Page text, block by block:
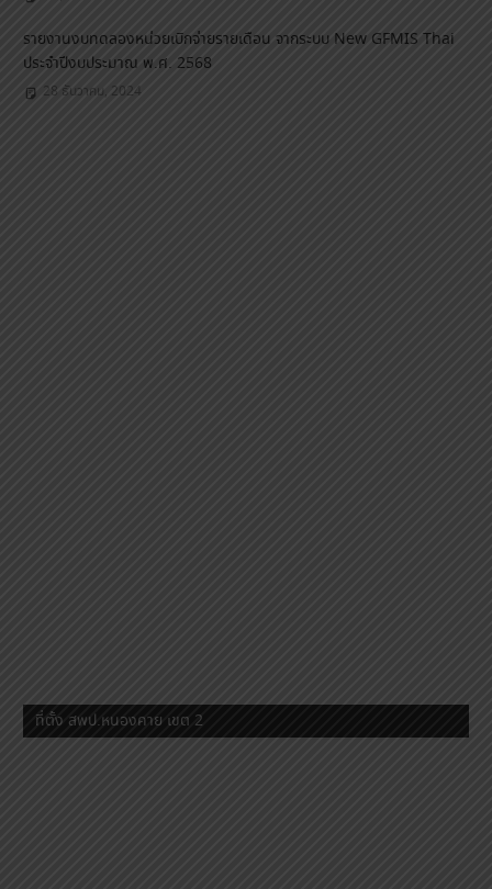
รายงานงบทดลองหน่วยเบิกจ่ายรายเดือน จากระบบ New GFMIS Thai
ประจำปีงบประมาณ พ.ศ. 2568
28 ธันวาคม, 2024
ที่ตั้ง สพป.หนองคาย เขต 2